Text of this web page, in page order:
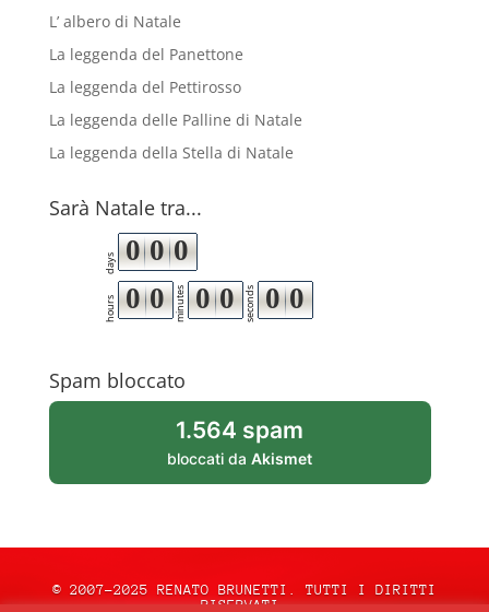
L’ albero di Natale
La leggenda del Panettone
La leggenda del Pettirosso
La leggenda delle Palline di Natale
La leggenda della Stella di Natale
Sarà Natale tra...
days 0 0 0
hours 0 0 minutes 0 0 seconds 0 0
Spam bloccato
1.564 spam
bloccati daAkismet
© 2007-2025 RENATO BRUNETTI. TUTTI I DIRITTI
RISERVATI.